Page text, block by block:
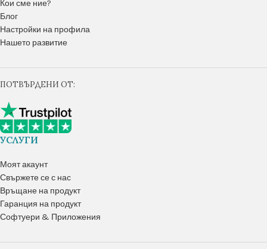
Кои сме ние?
Блог
Настройки на профила
Нашето развитие
ПОТВЪРДЕНИ ОТ:
УСЛУГИ
Моят акаунт
Свържете се с нас
Връщане на продукт
Гаранция на продукт
Софтуери & Приложения